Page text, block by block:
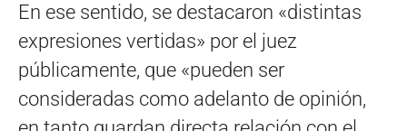
En ese sentido, se destacaron «distintas
expresiones vertidas» por el juez
públicamente, que «pueden ser
consideradas como adelanto de opinión,